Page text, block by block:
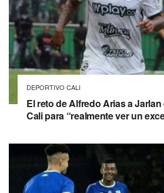
DEPORTIVO CALI
El reto de Alfredo Arias a
Cali para “realmente ver un